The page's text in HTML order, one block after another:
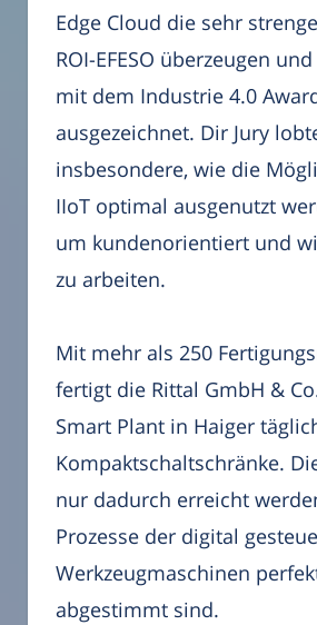
Edge Cloud die sehr
ROI-EFESO überzeugen
mit dem Industrie 4.0
ausgezeichnet. Dir Jury
insbesondere, wie die
IIoT optimal ausgenutzt
um kundenorientiert und
zu arbeiten.
Mit mehr als 250
fertigt die Rittal GmbH &
Smart Plant in Haiger
Kompaktschaltschränke.
nur dadurch erreicht
Prozesse der digital
Werkzeugmaschinen
abgestimmt sind.